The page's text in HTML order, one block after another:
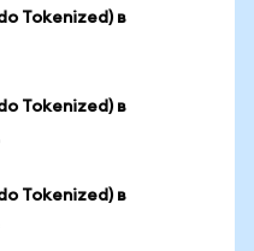
Tokenized) в
Tokenized) в
Tokenized) в